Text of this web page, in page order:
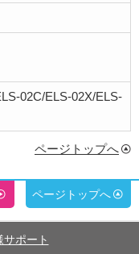
02C/ELS-02X/ELS-
ページトップへ
ページトップへ
サポート